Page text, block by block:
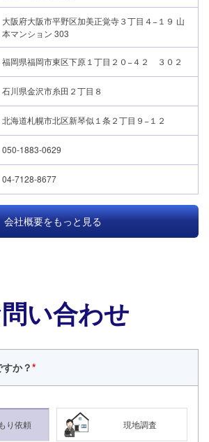
大阪府大阪市平野区加美正覚寺３丁目４−１９ 山
本マンション 303
福岡県福岡市東区下原１丁目２０−４２ ３０２
石川県金沢市糸田２丁目８
北海道札幌市北区新琴似１条２丁目９−１２
050-1883-0629
04-7128-8677
会社概要をもっと見る
い合わせ
か？*
り依頼 現地調査